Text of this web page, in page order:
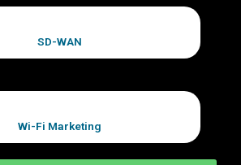
SD-WAN
Wi-Fi Marketing